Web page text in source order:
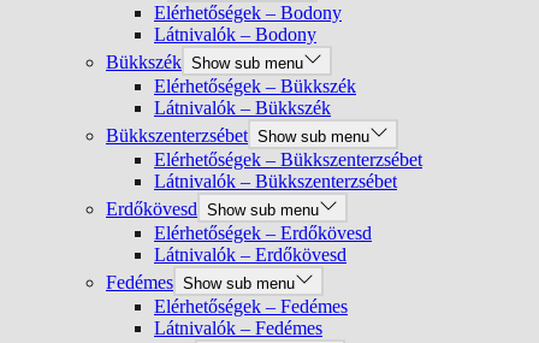
Elérhetőségek – Bodony
Látnivalók – Bodony
Bükkszék Show sub menu
Elérhetőségek – Bükkszék
Látnivalók – Bükkszék
Bükkszenterzsébet Show sub menu
Elérhetőségek – Bükkszenterzsébet
Látnivalók – Bükkszenterzsébet
Erdőkövesd Show sub menu
Elérhetőségek – Erdőkövesd
Látnivalók – Erdőkövesd
Fedémes Show sub menu
Elérhetőségek – Fedémes
Látnivalók – Fedémes